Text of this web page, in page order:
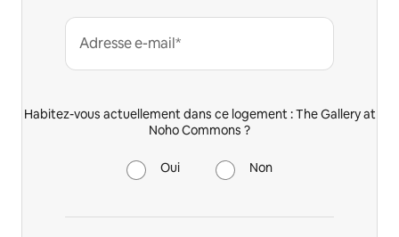
Adresse e-mail*
Habitez-vous actuellement dans ce logement : The Gallery at
Noho Commons ?
Oui Non